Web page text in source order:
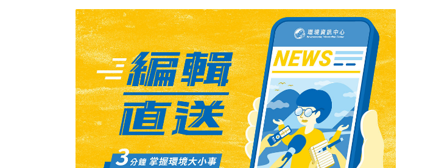
於丹麥來說，進入英國高價電力市場，也有助提高售價。除了省電費，跨
國電纜也有助減碳並提升能源安全。英國、丹麥兩國均大力發展風電，但
風力發電會受氣候影響。跨國電纜可以讓兩國互通有無，進一步提高電力
系統的再生能源占比。根